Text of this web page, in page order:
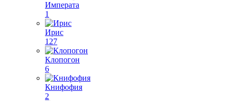
Императа
1
Ирис
127
Клопогон
6
Книфофия
2